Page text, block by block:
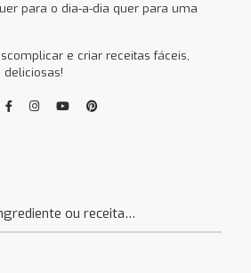
para o dia-a-dia quer para uma
e criar receitas fáceis,
deliciosas!